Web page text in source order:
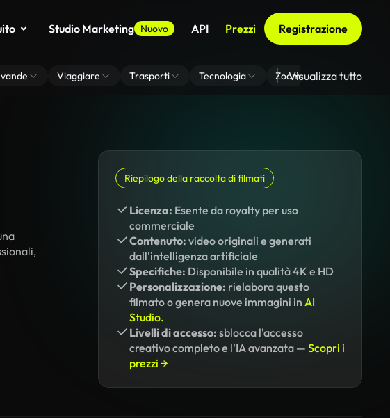
Studio Marketing Nuovo API Prezzi Registrazione
Viaggiare Trasporti Tecnologia Zoom Di Sfondo Virtuale
Visualizza tutto
Riepilogo della raccolta di filmati
Licenza: Esente da royalty per uso
commerciale
Contenuto: video originali e generati
dall'intelligenza artificiale
Specifiche: Disponibile in qualità 4K e HD
Personalizzazione: rielabora questo
filmato o genera nuove immagini in AI
Studio.
Livelli di accesso: sblocca l'accesso
creativo completo e l'IA avanzata — Scopri i
prezzi →